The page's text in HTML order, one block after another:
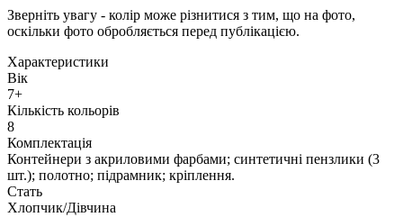
Зверніть увагу - колір може різнитися з тим, що на фото,
оскільки фото обробляється перед публікацією.
Характеристики
Вік
7+
Кількість кольорів
8
Комплектація
Контейнери з акриловими фарбами; синтетичні пензлики (3
шт.); полотно; підрамник; кріплення.
Стать
Хлопчик/Дiвчина